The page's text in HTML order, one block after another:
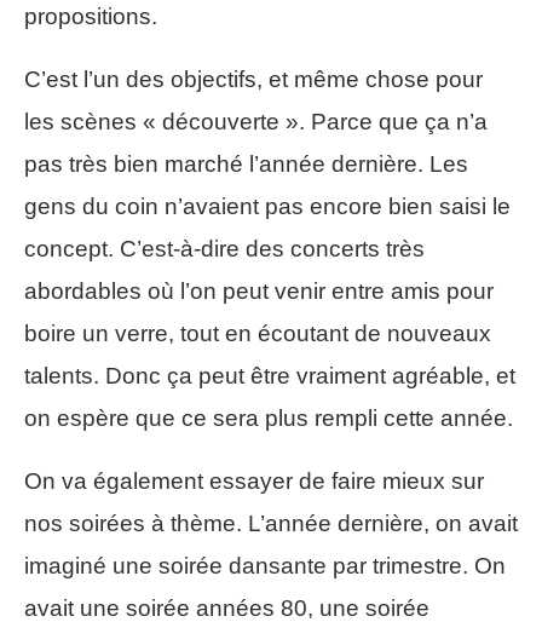
propositions.
C’est l’un des objectifs, et même chose pour
les scènes « découverte ». Parce que ça n’a
pas très bien marché l’année dernière. Les
gens du coin n’avaient pas encore bien saisi le
concept. C’est-à-dire des concerts très
abordables où l’on peut venir entre amis pour
boire un verre, tout en écoutant de nouveaux
talents. Donc ça peut être vraiment agréable, et
on espère que ce sera plus rempli cette année.
On va également essayer de faire mieux sur
nos soirées à thème. L’année dernière, on avait
imaginé une soirée dansante par trimestre. On
avait une soirée années 80, une soirée